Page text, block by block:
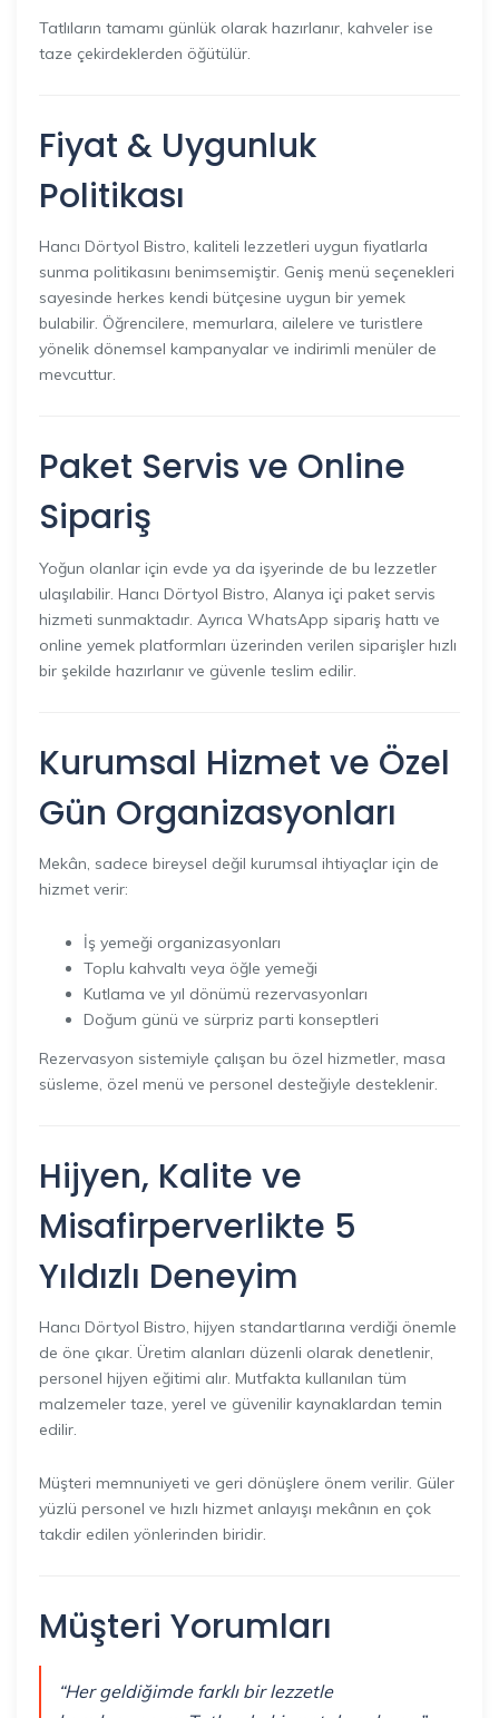
Tatlıların tamamı günlük olarak hazırlanır, kahveler ise
taze çekirdeklerden öğütülür.
Fiyat & Uygunluk
Politikası
Hancı Dörtyol Bistro, kaliteli lezzetleri uygun fiyatlarla
sunma politikasını benimsemiştir. Geniş menü seçenekleri
sayesinde herkes kendi bütçesine uygun bir yemek
bulabilir. Öğrencilere, memurlara, ailelere ve turistlere
yönelik dönemsel kampanyalar ve indirimli menüler de
mevcuttur.
Paket Servis ve Online
Sipariş
Yoğun olanlar için evde ya da işyerinde de bu lezzetler
ulaşılabilir. Hancı Dörtyol Bistro, Alanya içi paket servis
hizmeti sunmaktadır. Ayrıca WhatsApp sipariş hattı ve
online yemek platformları üzerinden verilen siparişler hızlı
bir şekilde hazırlanır ve güvenle teslim edilir.
Kurumsal Hizmet ve Özel
Gün Organizasyonları
Mekân, sadece bireysel değil kurumsal ihtiyaçlar için de
hizmet verir:
İş yemeği organizasyonları
Toplu kahvaltı veya öğle yemeği
Kutlama ve yıl dönümü rezervasyonları
Doğum günü ve sürpriz parti konseptleri
Rezervasyon sistemiyle çalışan bu özel hizmetler, masa
süsleme, özel menü ve personel desteğiyle desteklenir.
Hijyen, Kalite ve
Misafirperverlikte 5
Yıldızlı Deneyim
Hancı Dörtyol Bistro, hijyen standartlarına verdiği önemle
de öne çıkar. Üretim alanları düzenli olarak denetlenir,
personel hijyen eğitimi alır. Mutfakta kullanılan tüm
malzemeler taze, yerel ve güvenilir kaynaklardan temin
edilir.
Müşteri memnuniyeti ve geri dönüşlere önem verilir. Güler
yüzlü personel ve hızlı hizmet anlayışı mekânın en çok
takdir edilen yönlerinden biridir.
Müşteri Yorumları
“Her geldiğimde farklı bir lezzetle